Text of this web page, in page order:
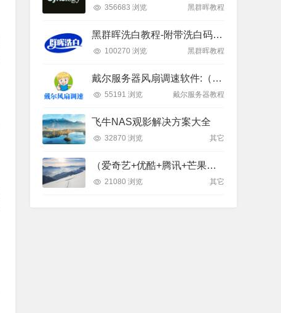
356683 浏览 黑群晖教程
黑群晖洗白教程-附带洗白码(2026年3月更新)
100270 浏览 黑群晖教程
戴尔服务器风扇调速软件:（下载激活和设置教程）
55191 浏览 戴尔服务器教程
飞牛NAS观影解决方案大全
32870 浏览 其它
（爱奇艺+优酷+腾讯+芒果）= 【全能影视】APP
21080 浏览 其它